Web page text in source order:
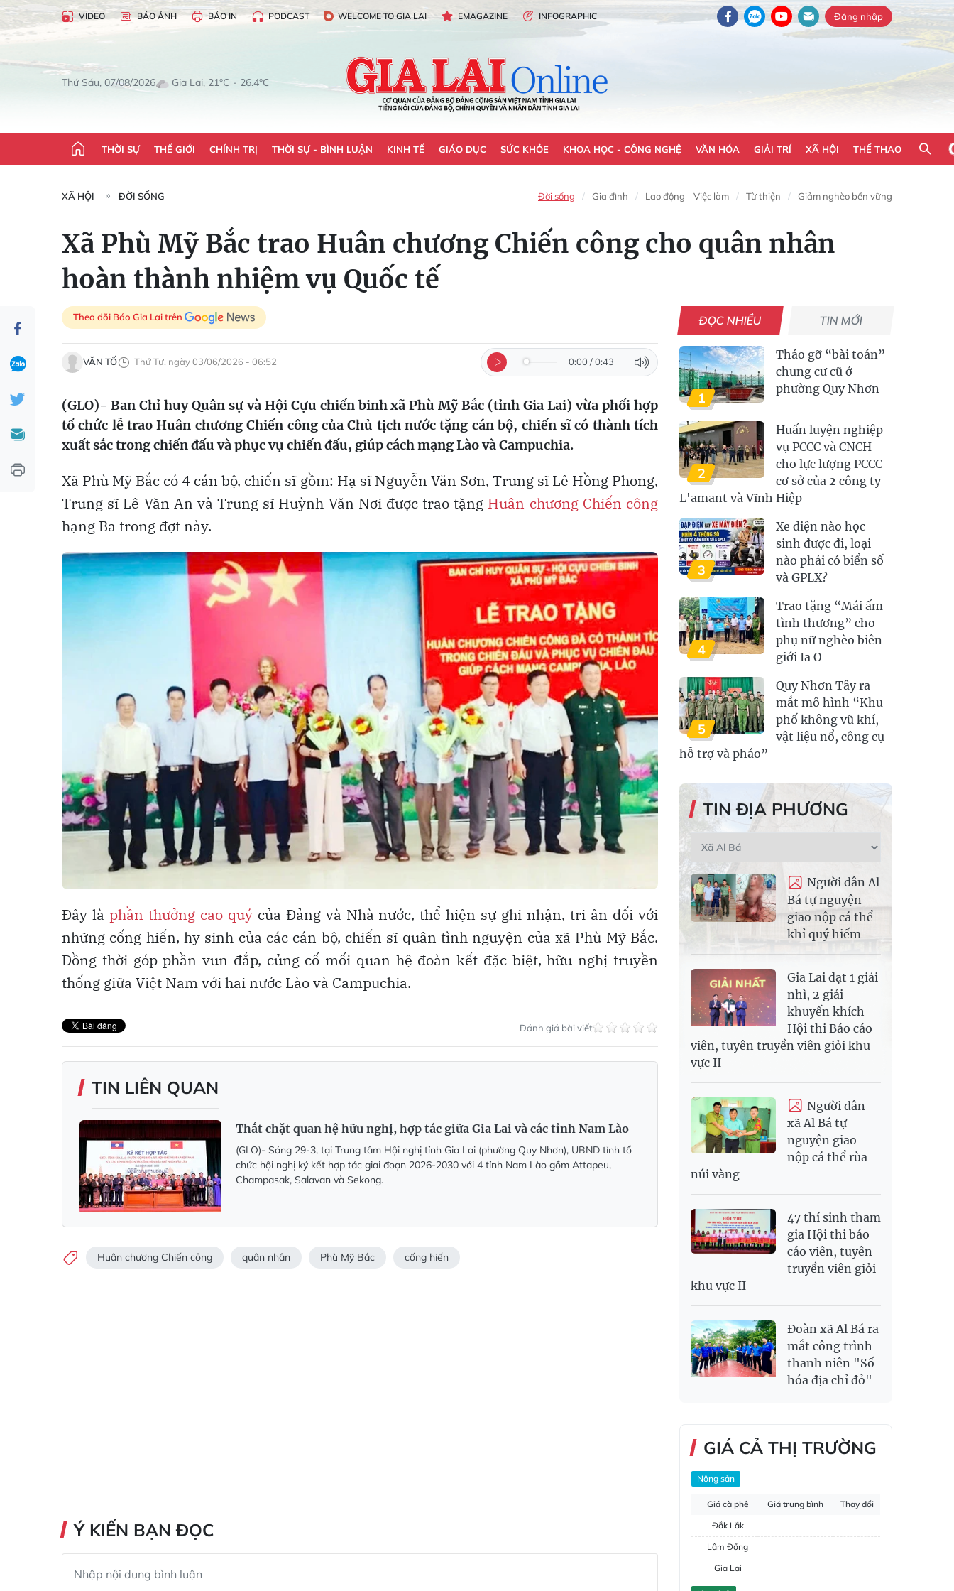
VIDEO BÁO ẢNH BÁO IN PODCAST WELCOME TO GIA LAI EMAGAZINE INFOGRAPHIC Đăng nhập
Thứ Sáu, 07/08/2026 Gia Lai, 21°C - 26.4°C
THỜI SỰ THẾ GIỚI CHÍNH TRỊ THỜI SỰ - BÌNH LUẬN KINH TẾ GIÁO DỤC SỨC KHỎE KHOA HỌC - CÔNG NGHỆ VĂN HÓA GIẢI TRÍ XÃ HỘI THỂ THAO
XÃ HỘI ĐỜI SỐNG Đời sống Gia đình Lao động - Việc làm Từ thiện Giảm nghèo bền vững
Xã Phù Mỹ Bắc trao Huân chương Chiến công cho quân nhân
hoàn thành nhiệm vụ Quốc tế
Theo dõi Báo Gia Lai trên
VĂN TỐ Thứ Tư, ngày 03/06/2026 - 06:52 0:00 /0:43
(GLO)- Ban Chỉ huy Quân sự và Hội Cựu chiến binh xã Phù Mỹ Bắc (tỉnh Gia Lai) vừa phối hợp
tổ chức lễ trao Huân chương Chiến công của Chủ tịch nước tặng cán bộ, chiến sĩ có thành tích
xuất sắc trong chiến đấu và phục vụ chiến đấu, giúp cách mạng Lào và Campuchia.
Xã Phù Mỹ Bắc có 4 cán bộ, chiến sĩ gồm: Hạ sĩ Nguyễn Văn Sơn, Trung sĩ Lê Hồng Phong,
Trung sĩ Lê Văn An và Trung sĩ Huỳnh Văn Nơi được trao tặng Huân chương Chiến công
hạng Ba trong đợt này.
Đây là phần thưởng cao quýcủa Đảng và Nhà nước, thể hiện sự ghi nhận, tri ân đối với
những cống hiến, hy sinh của các cán bộ, chiến sĩ quân tình nguyện của xã Phù Mỹ Bắc.
Đồng thời góp phần vun đắp, củng cố mối quan hệ đoàn kết đặc biệt, hữu nghị truyền
thống giữa Việt Nam với hai nước Lào và Campuchia.
Đánh giá bài viết
TIN LIÊN QUAN
Thắt chặt quan hệ hữu nghị, hợp tác giữa Gia Lai và các tỉnh Nam Lào
(GLO)- Sáng 29-3, tại Trung tâm Hội nghị tỉnh Gia Lai (phường Quy Nhơn), UBND tỉnh tổ
chức hội nghị ký kết hợp tác giai đoạn 2026-2030 với 4 tỉnh Nam Lào gồm Attapeu,
Champasak, Salavan và Sekong.
Huân chương Chiến công quân nhân Phù Mỹ Bắc cống hiến
Ý KIẾN BẠN ĐỌC
ĐỌC NHIỀU TIN MỚI
1
Tháo gỡ “bài toán”
chung cư cũ ở
phường Quy Nhơn
2
Huấn luyện nghiệp
vụ PCCC và CNCH
cho lực lượng PCCC
cơ sở của 2 công ty
L'amant và Vĩnh Hiệp
3
Xe điện nào học
sinh được đi, loại
nào phải có biển số
và GPLX?
4
Trao tặng “Mái ấm
tình thương” cho
phụ nữ nghèo biên
giới Ia O
5
Quy Nhơn Tây ra
mắt mô hình “Khu
phố không vũ khí,
vật liệu nổ, công cụ
hỗ trợ và pháo”
TIN ĐỊA PHƯƠNG
Người dân Al
Bá tự nguyện
giao nộp cá thể
khỉ quý hiếm
Gia Lai đạt 1 giải
nhì, 2 giải
khuyến khích
Hội thi Báo cáo
viên, tuyên truyền viên giỏi khu
vực II
Người dân
xã Al Bá tự
nguyện giao
nộp cá thể rùa
núi vàng
47 thí sinh tham
gia Hội thi báo
cáo viên, tuyên
truyền viên giỏi
khu vực II
Đoàn xã Al Bá ra
mắt công trình
thanh niên "Số
hóa địa chỉ đỏ"
GIÁ CẢ THỊ TRƯỜNG
Nông sản
Giá cà phê Giá trung bình
Thay đổi
Đắk Lắk
Lâm Đồng
Gia Lai